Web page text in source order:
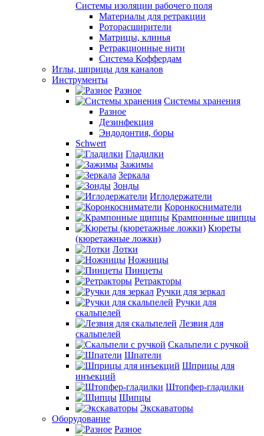
Системы изоляции рабочего поля
Материалы для ретракции
Роторасширители
Матрицы, клинья
Ретракционные нити
Система Коффердам
Иглы, шприцы для каналов
Инструменты
Разное
Системы хранения
Разное
Дезинфекция
Эндодонтия, боры
Schwert
Гладилки
Зажимы
Зеркала
Зонды
Иглодержатели
Коронкосниматели
Крампонные щипцы
Кюреты
(кюретажные ложки)
Лотки
Ножницы
Пинцеты
Ретракторы
Ручки для зеркал
Ручки для
скальпелей
Лезвия для
скальпелей
Скальпели с ручкой
Шпатели
Шприцы для
инъекций
Штопфер-гладилки
Щипцы
Экскаваторы
Оборудование
Разное